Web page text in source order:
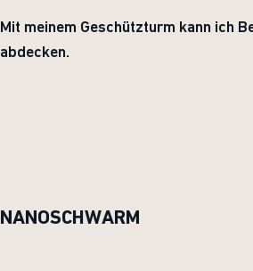
Mit meinem Geschützturm kann ich
abdecken.
NANOSCHWARM